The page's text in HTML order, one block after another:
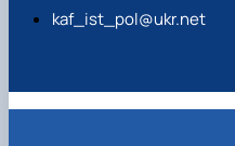
kaf_ist_pol@ukr.net